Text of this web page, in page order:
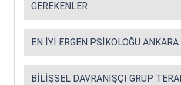
GEREKENLER
EN İYI ERGEN PSIKOLOĞU ANKARA
BILIŞSEL DAVRANIŞÇI GRUP